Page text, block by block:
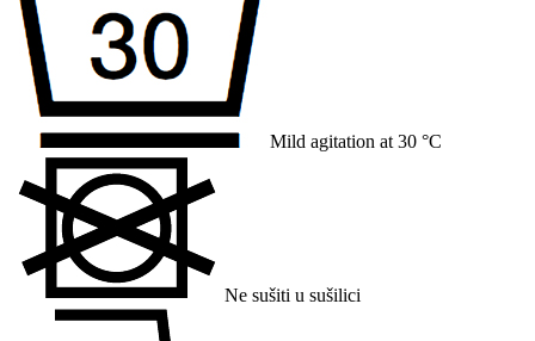
Mild agitation at 30 °C
Ne sušiti u sušilici